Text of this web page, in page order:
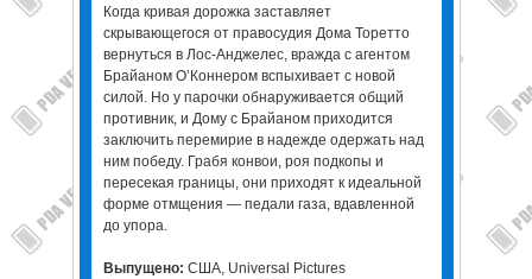
Когда кривая дорожка заставляет
скрывающегося от правосудия Дома Торетто
вернуться в Лос-Анджелес, вражда с агентом
Брайаном О’Коннером вспыхивает с новой
силой. Но у парочки обнаруживается общий
противник, и Дому с Брайаном приходится
заключить перемирие в надежде одержать над
ним победу. Грабя конвои, роя подкопы и
пересекая границы, они приходят к идеальной
форме отмщения — педали газа, вдавленной
до упора.
Выпущено: США, Universal Pictures